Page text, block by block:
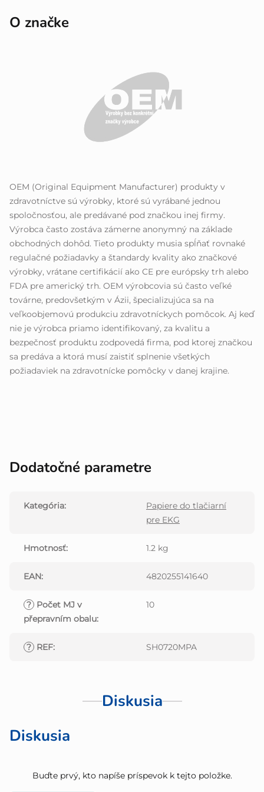
O značke
OEM (Original Equipment Manufacturer) produkty v
zdravotníctve sú výrobky, ktoré sú vyrábané jednou
spoločnosťou, ale predávané pod značkou inej firmy.
Výrobca často zostáva zámerne anonymný na základe
obchodných dohôd. Tieto produkty musia spĺňať rovnaké
regulačné požiadavky a štandardy kvality ako značkové
výrobky, vrátane certifikácií ako CE pre európsky trh alebo
FDA pre americký trh. OEM výrobcovia sú často veľké
továrne, predovšetkým v Ázii, špecializujúca sa na
veľkoobjemovú produkciu zdravotníckych pomôcok. Aj keď
nie je výrobca priamo identifikovaný, za kvalitu a
bezpečnosť produktu zodpovedá firma, pod ktorej značkou
sa predáva a ktorá musí zaistiť splnenie všetkých
požiadaviek na zdravotnícke pomôcky v danej krajine.
Dodatočné parametre
Kategória:
Papiere do tlačiarní
pre EKG
Hmotnosť: 1.2 kg
EAN: 4820255141640
? Počet MJ v
přepravním obalu:
10
? REF: SH0720MPA
Diskusia
Diskusia
Buďte prvý, kto napíše príspevok k tejto položke.